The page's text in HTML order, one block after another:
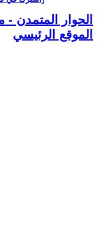
الحوار المتمدن -
الموقع الرئيسي